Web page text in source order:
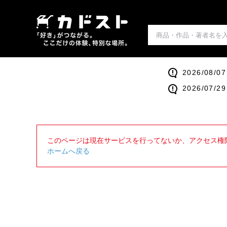
2026/08/07
2026/07/29
このページは現在サービスを行ってないか、アクセス
ホームへ戻る